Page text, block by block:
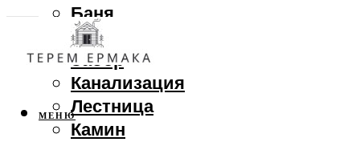
Баня
Веранда
Забор
Канализация
Лестница
Камин
МЕНЮ